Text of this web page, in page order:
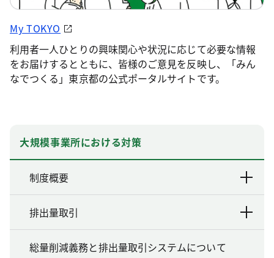
My TOKYO
利用者一人ひとりの興味関心や状況に応じて必要な情報
をお届けするとともに、皆様のご意見を反映し、「みん
なでつくる」東京都の公式ポータルサイトです。
大規模事業所における対策
制度概要
排出量取引
総量削減義務と排出量取引システムについて